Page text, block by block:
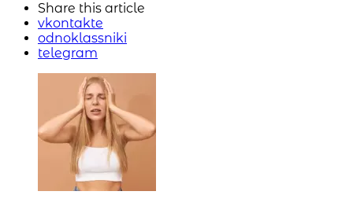
Share this article
vkontakte
odnoklassniki
telegram